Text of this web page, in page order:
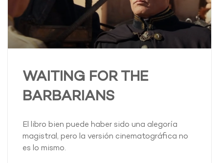
WAITING FOR THE
BARBARIANS
El libro bien puede haber sido una alegoría
magistral, pero la versión cinematográfica no
es lo mismo.